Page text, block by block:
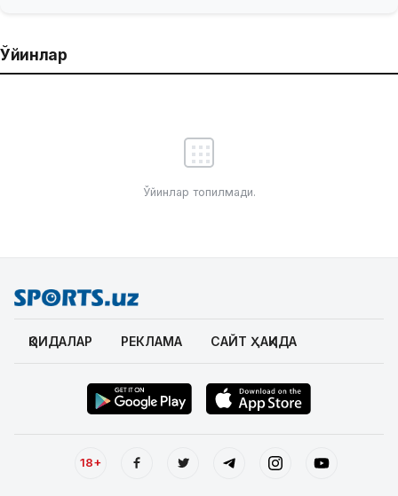
Ўйинлар
Ўйинлар топилмади.
ҚОИДАЛАР РЕКЛАМА САЙТ ҲАҚИДА
18+